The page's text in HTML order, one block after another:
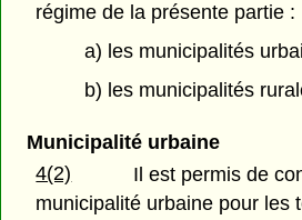
régime de la présente partie :
a) les municipalités
b) les municipalités
Municipalité urbaine
4(2)
Il est permis de
municipalité urbaine pour les